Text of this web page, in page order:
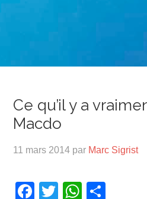
Ce qu’il y a
Macdo
11 mars 2014 par Marc Sigrist
Facebook
Twitter